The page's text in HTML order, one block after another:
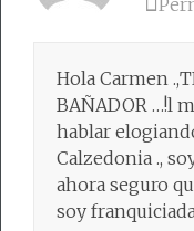
Hola Carmen
BAÑADOR …!l
hablar
Calzedonia .,
ahora seguro
soy